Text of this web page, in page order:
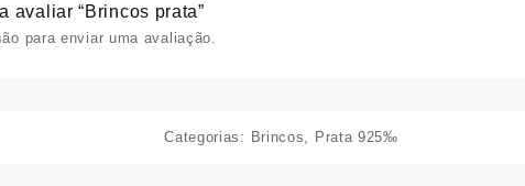
avaliar “Brincos prata”
para enviar uma avaliação.
Categorias: Brincos Prata 925‰